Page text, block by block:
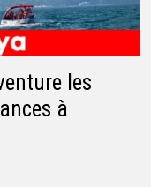
les
à